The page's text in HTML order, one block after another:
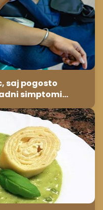
saj pogosto
simptomi